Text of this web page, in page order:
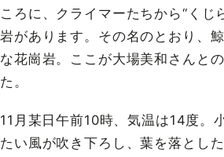
ころに、クライマーたちから“くじ
岩があります。その名のとおり、
な花崗岩。ここが大場美和さんと
た。
11月某日午前10時、気温は14度。
たい風が吹き下ろし、葉を落とし